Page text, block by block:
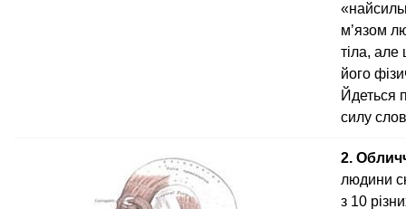
м’язом
тіла, але
його
Йдеться
силу
2.
людини
з 10